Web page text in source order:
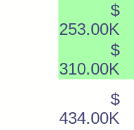
$
253.00K
$
310.00K
$
434.00K